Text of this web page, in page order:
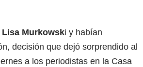
Murkowski y habían
decisión que dejó sorprendido al
a los periodistas en la Casa